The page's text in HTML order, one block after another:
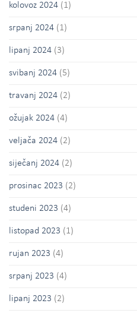
kolovoz 2024 (1)
srpanj 2024 (1)
lipanj 2024 (3)
svibanj 2024 (5)
travanj 2024 (2)
ožujak 2024 (4)
veljača 2024 (2)
siječanj 2024 (2)
prosinac 2023 (2)
studeni 2023 (4)
listopad 2023 (1)
rujan 2023 (4)
srpanj 2023 (4)
lipanj 2023 (2)